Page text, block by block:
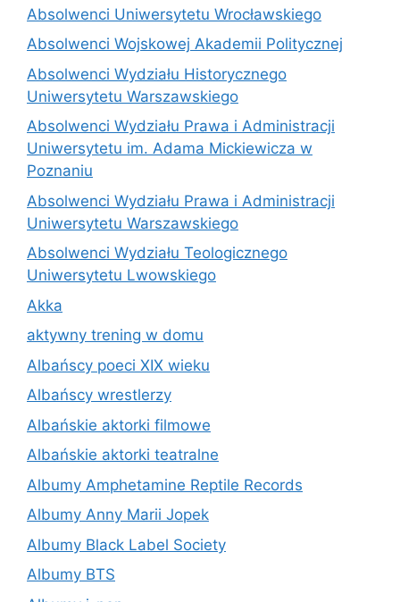
Absolwenci Uniwersytetu Wrocławskiego
Absolwenci Wojskowej Akademii Politycznej
Absolwenci Wydziału Historycznego
Uniwersytetu Warszawskiego
Absolwenci Wydziału Prawa i Administracji
Uniwersytetu im. Adama Mickiewicza w
Poznaniu
Absolwenci Wydziału Prawa i Administracji
Uniwersytetu Warszawskiego
Absolwenci Wydziału Teologicznego
Uniwersytetu Lwowskiego
Akka
aktywny trening w domu
Albańscy poeci XIX wieku
Albańscy wrestlerzy
Albańskie aktorki filmowe
Albańskie aktorki teatralne
Albumy Amphetamine Reptile Records
Albumy Anny Marii Jopek
Albumy Black Label Society
Albumy BTS